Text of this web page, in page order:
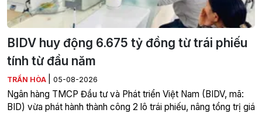
BIDV huy động 6.675 tỷ đồng từ trái phiếu
tính từ đầu năm
TRẦN HÒA 05-08-2026
Ngân hàng TMCP Đầu tư và Phát triển Việt Nam (BIDV, mã:
BID) vừa phát hành thành công 2 lô trái phiếu, nâng tổng trị giá